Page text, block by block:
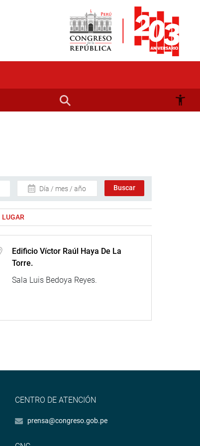
Día / mes / año
LUGAR
Edificio Víctor Raúl Haya De La
Torre.
Sala Luis Bedoya Reyes.
CENTRO DE ATENCIÓN
prensa@congreso.gob.pe